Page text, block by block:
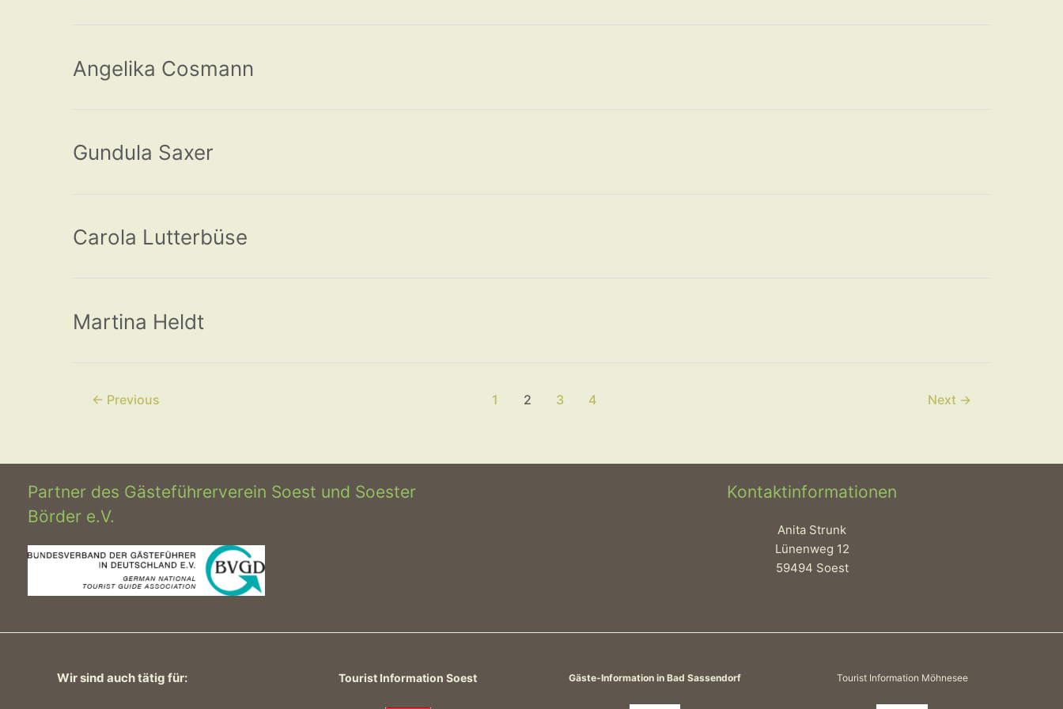
Angelika Cosmann
Gundula Saxer
Carola Lutterbüse
Martina Heldt
← Previous 1 2 3 4 Next →
Partner des Gästeführerverein Soest und Soester
Börder e.V.
Kontaktinformationen
Anita Strunk
Lünenweg 12
59494 Soest
Wir sind auch tätig für: Tourist Information Soest Gäste-Information in Bad Sassendorf Tourist Information Möhnesee